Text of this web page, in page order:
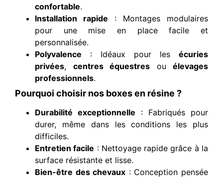
confortable.
Installation rapide : Montages modulaires
pour une mise en place facile et
personnalisée.
Polyvalence : Idéaux pour les écuries
privées, centres équestres ou élevages
professionnels.
Pourquoi choisir nos boxes en résine ?
Durabilité exceptionnelle : Fabriqués pour
durer, même dans les conditions les plus
difficiles.
Entretien facile : Nettoyage rapide grâce à la
surface résistante et lisse.
Bien-être des chevaux : Conception pensée